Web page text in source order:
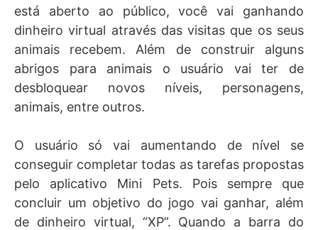
está aberto ao público, você vai ganhando
dinheiro virtual através das visitas que os seus
animais recebem. Além de construir alguns
abrigos para animais o usuário vai ter de
desbloquear novos níveis, personagens,
animais, entre outros.
O usuário só vai aumentando de nível se
conseguir completar todas as tarefas propostas
pelo aplicativo Mini Pets. Pois sempre que
concluir um objetivo do jogo vai ganhar, além
de dinheiro virtual, “XP”. Quando a barra do